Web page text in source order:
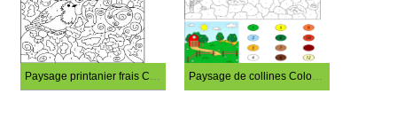
Paysage printanier frais Coloriage Magique Paysage de collines Coloriage Magique